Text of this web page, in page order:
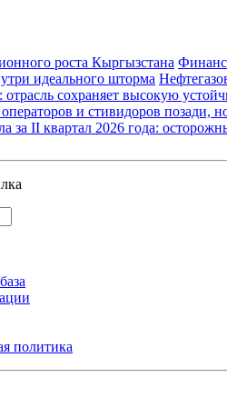
роста Кыргызстана
идеального шторма
сохраняет высокую
и стивидоров позади,
за II квартал 2026 года:
политика